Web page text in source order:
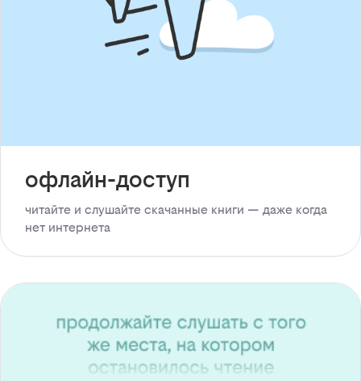
офлайн-доступ
читайте и слушайте скачанные книги — даже когда
нет интернета